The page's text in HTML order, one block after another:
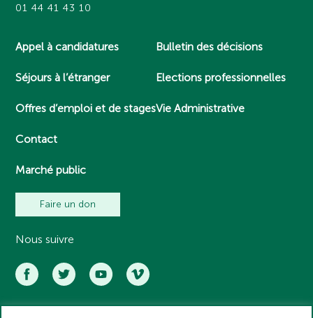
01 44 41 43 10
Appel à candidatures
Séjours à l’étranger
Offres d’emploi et de stages
Contact
Marché public
Bulletin des décisions
Elections professionnelles
Vie Administrative
Faire un don
Nous suivre